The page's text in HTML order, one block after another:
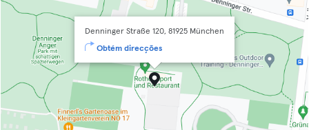
Denninger Straße 120, 81925 München
Obtém direcções